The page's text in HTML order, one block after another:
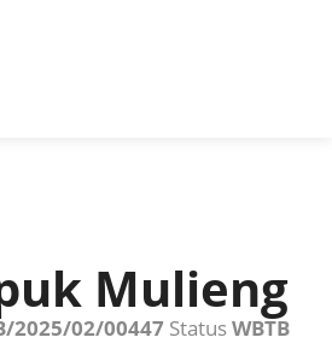
Mulieng
2025/02/00447 StatusWBTB